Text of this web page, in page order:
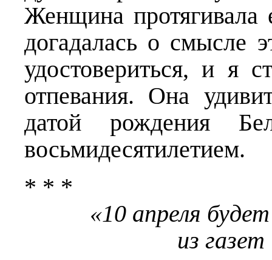
Женщина
догадалась о смысле
удостовериться, и я
отпевания. Она
датой рождения
восьмидесятилетием.
* * *
«10 апреля
из газет